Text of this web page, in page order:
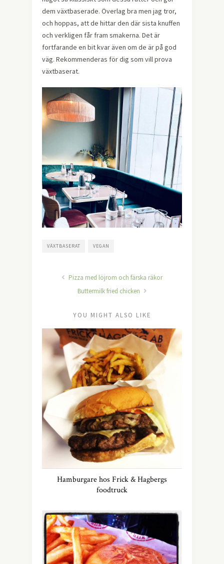
dem växtbaserade. Överlag bra men jag tror,
och hoppas, att de hittar den där sista knuffen
och verkligen får fram smakerna. Det är
fortfarande en bit kvar även om de är på god
väg. Rekommenderas för dig som vill prova
växtbaserat.
VÄXTBASERAT VEGAN
Pizza med löjrom och färska räkor
Buttermilk fried chicken
YOU MIGHT ALSO LIKE
Hamburgare hos Frick & Hagbergs
foodtruck